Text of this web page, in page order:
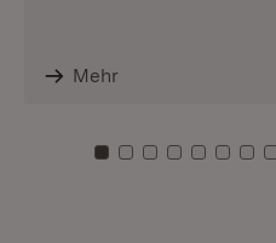
Mehr
Zu Kachel: 0
Zu Kachel: 1
Zu Kachel: 2
ZuZuZu